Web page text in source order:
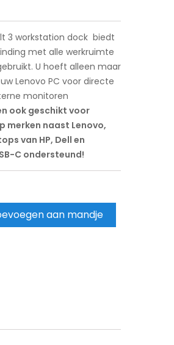
3 workstation dock biedt
met alle werkruimte
U hoeft alleen maar
Lenovo PC voor directe
monitoren
ook geschikt voor
merken naast Lenovo,
van HP, Dell en
Condersteund!
aan mandje